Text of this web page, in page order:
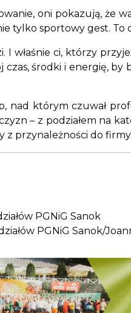
oni pokazują, że
tylko sportowy gest.
właśnie ci, którzy
środki i energię,
nad którym czuwał
– z podziałem na
z przynależności do
PGNiG Sanok
PGNiG Sanok/